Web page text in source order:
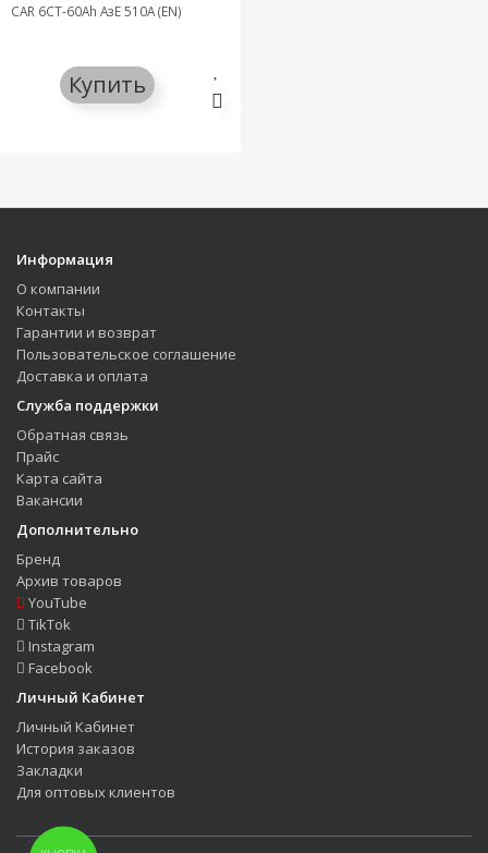
CAR 6СТ-60Ah АзЕ 510A (EN)
Купить
Информация
О компании
Контакты
Гарантии и возврат
Пользовательское соглашение
Доставка и оплата
Служба поддержки
Обратная связь
Прайс
Карта сайта
Вакансии
Дополнительно
Бренд
Архив товаров
YouTube
TikTok
Instagram
Facebook
Личный Кабинет
Личный Кабинет
История заказов
Закладки
Для оптовых клиентов